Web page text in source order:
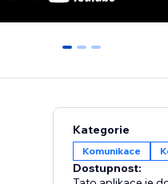
0 1 2
Kategorie
Komunikace
Dostupnost: